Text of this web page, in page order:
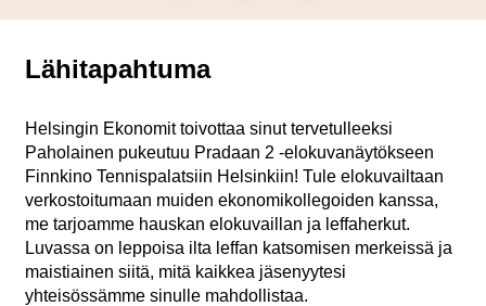
Lähitapahtuma
Helsingin Ekonomit toivottaa sinut tervetulleeksi
Paholainen pukeutuu Pradaan 2 -elokuvanäytökseen
Finnkino Tennispalatsiin Helsinkiin! Tule elokuvailtaan
verkostoitumaan muiden ekonomikollegoiden kanssa,
me tarjoamme hauskan elokuvaillan ja leffaherkut.
Luvassa on leppoisa ilta leffan katsomisen merkeissä ja
maistiainen siitä, mitä kaikkea jäsenyytesi
yhteisössämme sinulle mahdollistaa.